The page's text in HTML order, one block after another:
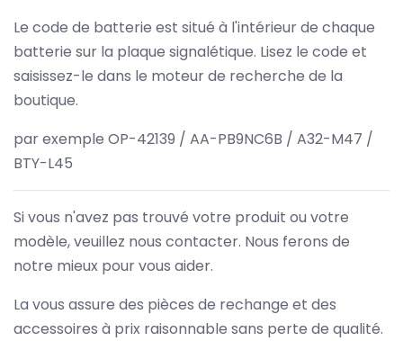
Le code de batterie est situé à l'intérieur de chaque
batterie sur la plaque signalétique. Lisez le code et
saisissez-le dans le moteur de recherche de la
boutique.
par exemple OP-42139 / AA-PB9NC6B / A32-M47 /
BTY-L45
Si vous n'avez pas trouvé votre produit ou votre
modèle, veuillez nous contacter. Nous ferons de
notre mieux pour vous aider.
La vous assure des pièces de rechange et des
accessoires à prix raisonnable sans perte de qualité.